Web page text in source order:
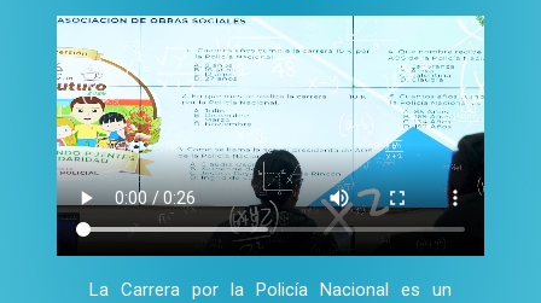
La Carrera por la Policía Nacional es un